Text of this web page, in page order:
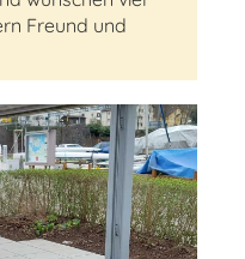
Freund und